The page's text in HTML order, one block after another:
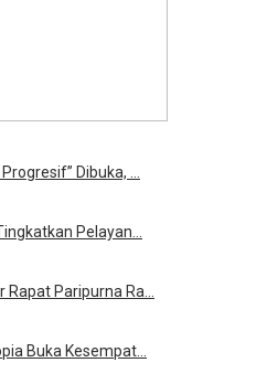
Dibuka, …
Pelayan…
Rapat Paripurna Ra…
Buka Kesempat…